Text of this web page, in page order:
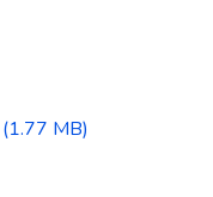
(1.77 MB)